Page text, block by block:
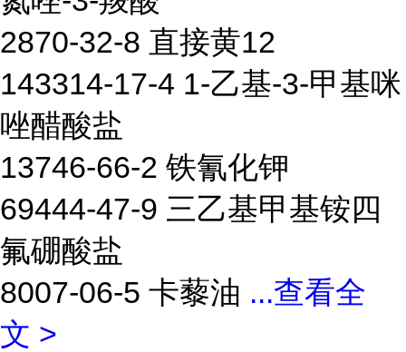
2870-32-8 直接黄12
143314-17-4 1-乙基-3-甲基咪
唑醋酸盐
13746-66-2 铁氰化钾
69444-47-9 三乙基甲基铵四
氟硼酸盐
8007-06-5 卡藜油 ...查看全
文 >